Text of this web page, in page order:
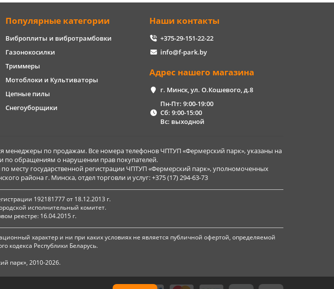
Популярные категории
Виброплиты и вибротрамбовки
Газонокосилки
Триммеры
Мотоблоки и Культиваторы
Цепные пилы
Снегоуборщики
Наши контакты
+375-29-151-22-22
info@f-park.by
Адрес нашего магазина
г. Минск, ул. О.Кошевого, д.8
Пн-Пт: 9:00-19:00
Сб: 9:00-15:00
Вс: выходной
по продажам. Все номера телефонов ЧПТУП «Фермерский парк», указаны на
по обращениям о нарушении прав покупателей.
месту государственной регистрации ЧПТУП «Фермерский парк», уполномоченных
района г. Минска, отдел торговли и услуг: +375 (17) 294-63-73
192181777 от 18.12.2013 г.
исполнительный комитет.
реестре: 16.04.2015 г.
характер и ни при каких условиях не является публичной офертой, определяемой
кодекса Республики Беларусь.
парк», 2010-2026.